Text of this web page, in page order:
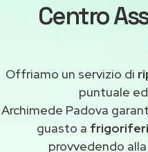
Centro
Offriamo un servizio di
puntuale
Archimede Padova
guasto a frigoriferi
provvedendo